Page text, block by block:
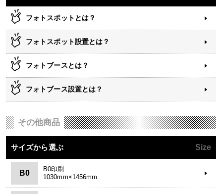
フォトスポットとは？
フォトスポット設置とは？
フォトブースとは？
フォトブース設置とは？
その他商品
サイズから選ぶ Size
B0
B0印刷
1030mm×1456mm